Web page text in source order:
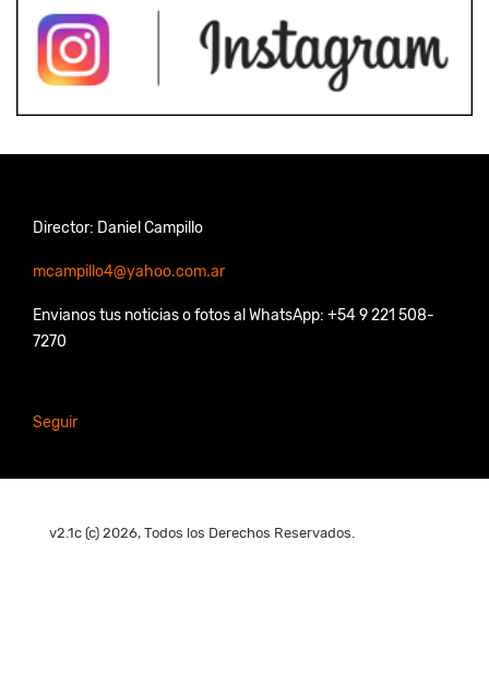
Director: Daniel Campillo
mcampillo4@yahoo.com.ar
Envianos tus noticias o fotos al WhatsApp: +54 9 221 508-
7270
Seguir
v2.1c (c) 2026, Todos los Derechos Reservados.